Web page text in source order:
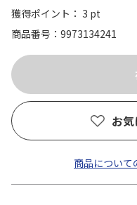
獲得ポイント： 3 pt
商品番号
9973134241
お
商品について